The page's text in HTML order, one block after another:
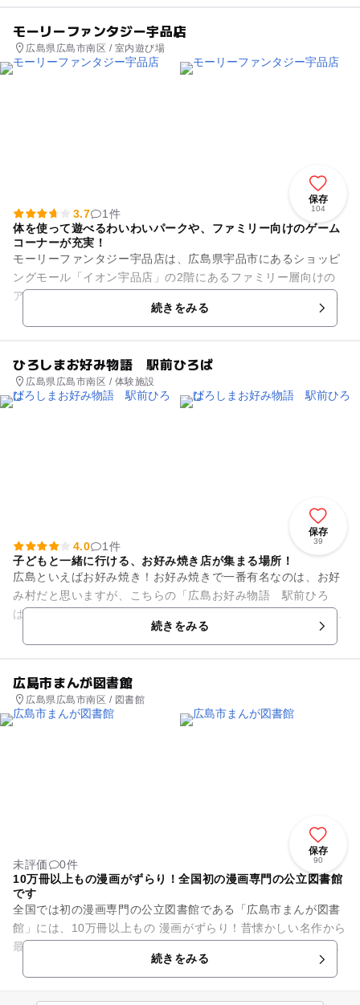
モーリーファンタジー宇品店
広島県広島市南区 / 室内遊び場
保存
104
3.7
1件
体を使って遊べるわいわいパークや、ファミリー向けのゲーム
コーナーが充実！
モーリーファンタジー宇品店は、広島県宇品市にあるショッピ
ングモール「イオン宇品店」の2階にあるファミリー層向けの
アミューズメントスポットです。明るく広々とした店内には、
ボールプールや滑り台など楽...続きをみる
ひろしまお好み物語 駅前ひろば
広島県広島市南区 / 体験施設
保存
39
4.0
1件
子どもと一緒に行ける、お好み焼き店が集まる場所！
広島といえばお好み焼き！お好み焼きで一番有名なのは、お好
み村だと思いますが、こちらの「広島お好み物語 駅前ひろ
ば」も負けていません。15店舗以上の個性豊かなお好み焼き店
が集まるお好み焼き総合施設...続きをみる
広島市まんが図書館
広島県広島市南区 / 図書館
保存
90
未評価
0件
10万冊以上もの漫画がずらり！全国初の漫画専門の公立図書館
です
全国では初の漫画専門の公立図書館である「広島市まんが図書
館」には、10万冊以上もの 漫画がずらり！昔懐かしい名作から
最新号の雑誌までを所蔵しているので、パパママたちも時間を
続きをみる